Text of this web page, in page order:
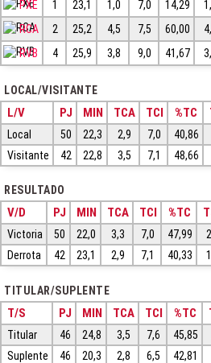
PXE
1 23,1 1,0 7,0 14,29
RCA
2 25,2 4,5 7,5 60,00
RVB
4 25,9 3,8 9,0 41,67
LOCAL/VISITANTE
L/V PJ MIN TCA TCI %TC
Local 50 22,3 2,9 7,0 40,86
Visitante
42 22,8 3,5 7,1 48,66
RESULTADO
V/D PJ MIN TCA TCI %TC
Victoria 50 22,0 3,3 7,0 47,99
Derrota
42 23,1 2,9 7,1 40,33
TITULAR/SUPLENTE
T/S PJ MIN TCA TCI %TC
Titular 46 24,8 3,5 7,6 45,85
Suplente
46 20,3 2,8 6,5 42,81